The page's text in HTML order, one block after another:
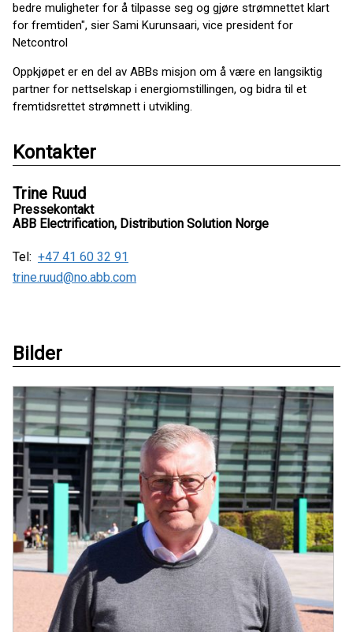
bedre muligheter for å tilpasse seg og gjøre strømnettet klart
for fremtiden", sier Sami Kurunsaari, vice president for
Netcontrol
Oppkjøpet er en del av ABBs misjon om å være en langsiktig
partner for nettselskap i energiomstillingen, og bidra til et
fremtidsrettet strømnett i utvikling.
Kontakter
Trine Ruud
Pressekontakt
ABB Electrification, Distribution Solution Norge
Tel: +47 41 60 32 91
trine.ruud@no.abb.com
Bilder